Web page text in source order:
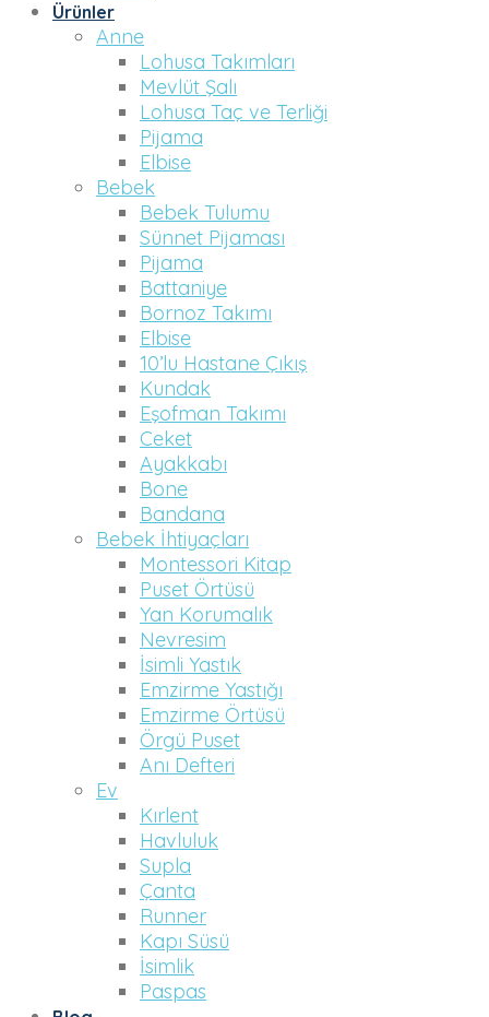
Ürünler
Anne
Lohusa Takımları
Mevlüt Şalı
Lohusa Taç ve Terliği
Pijama
Elbise
Bebek
Bebek Tulumu
Sünnet Pijaması
Pijama
Battaniye
Bornoz Takımı
Elbise
10’lu Hastane Çıkış
Kundak
Eşofman Takımı
Ceket
Ayakkabı
Bone
Bandana
Bebek İhtiyaçları
Montessori Kitap
Puset Örtüsü
Yan Korumalık
Nevresim
İsimli Yastık
Emzirme Yastığı
Emzirme Örtüsü
Örgü Puset
Anı Defteri
Ev
Kırlent
Havluluk
Supla
Çanta
Runner
Kapı Süsü
İsimlik
Paspas